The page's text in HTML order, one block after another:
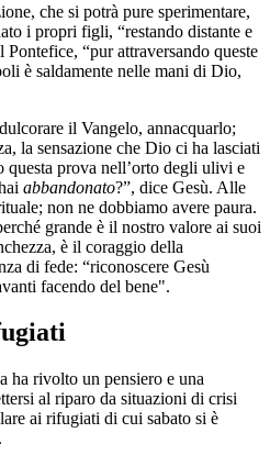
che si potrà pure sperimentare,
i propri figli, “restando distante e
“pur attraversando queste
è saldamente nelle mani di Dio,
il Vangelo, annacquarlo;
la sensazione che Dio ci ha lasciati
questa prova nell’orto degli ulivi e
abbandonato?”, dice Gesù. Alle
non ne dobbiamo avere paura.
grande è il nostro valore ai suoi
è il coraggio della
di fede: “riconoscere Gesù
facendo del bene".
ha rivolto un pensiero e una
al riparo da situazioni di crisi
ai rifugiati di cui sabato si è